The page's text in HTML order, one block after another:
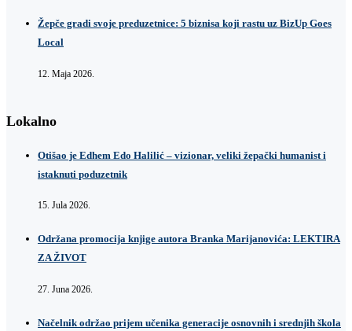
Žepče gradi svoje preduzetnice: 5 biznisa koji rastu uz BizUp Goes
Local
12. Maja 2026.
Lokalno
Otišao je Edhem Edo Halilić – vizionar, veliki žepački humanist i
istaknuti poduzetnik
15. Jula 2026.
Održana promocija knjige autora Branka Marijanovića: LEKTIRA
ZA ŽIVOT
27. Juna 2026.
Načelnik održao prijem učenika generacije osnovnih i srednjih škola